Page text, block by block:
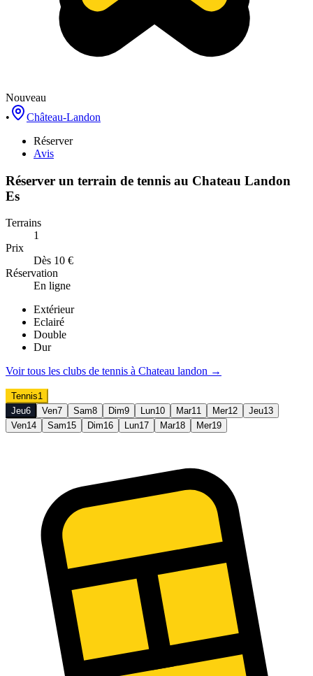
Nouveau
•
Château-Landon
Réserver
Avis
Réserver un terrain de tennis au Chateau Landon
Es
Terrains
1
Prix
Dès 10 €
Réservation
En ligne
Extérieur
Eclairé
Double
Dur
Voir tous les clubs de tennis à Chateau landon →
Tennis1
Jeu6 Ven7 Sam8 Dim9 Lun10 Mar11 Mer12 Jeu13
Ven14 Sam15 Dim16 Lun17 Mar18 Mer19